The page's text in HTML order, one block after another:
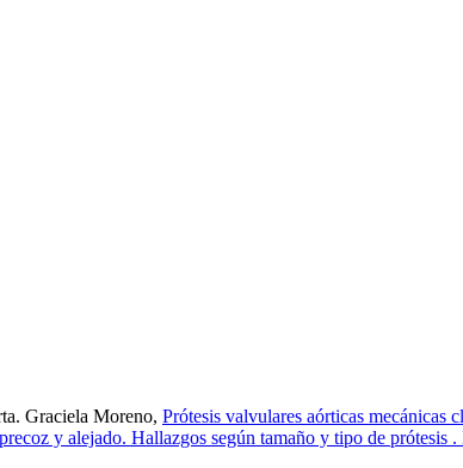
Graciela Moreno, Prótesis valvulares aórticas mecánicas
y alejado. Hallazgos según tamaño y tipo de prótesis .